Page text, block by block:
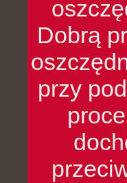
Dobrą
przy